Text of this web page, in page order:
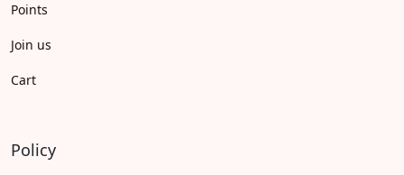
Points
Join us
Cart
Policy